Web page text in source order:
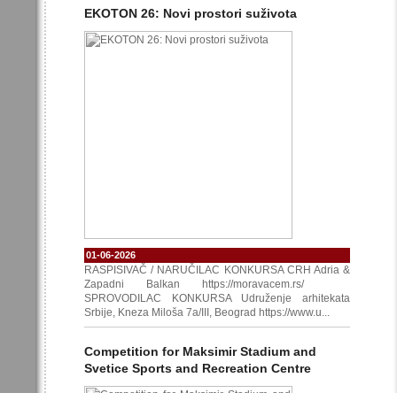
EKOTON 26: Novi prostori suživota
01-06-2026
RASPISIVAČ / NARUČILAC KONKURSA CRH Adria &
Zapadni Balkan https://moravacem.rs/
SPROVODILAC KONKURSA Udruženje arhitekata
Srbije, Kneza Miloša 7a/III, Beograd https://www.u...
Competition for Maksimir Stadium and
Svetice Sports and Recreation Centre